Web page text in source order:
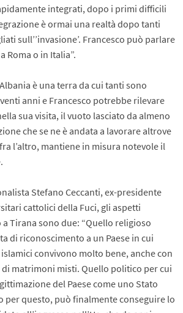
integrati, dopo i primi difficili
è ormai una realtà dopo tanti
sull’’invasione’. Francesco può parlare
Roma o in Italia”.
è una terra da cui tanti sono
anni e Francesco potrebbe rilevare
sua visita, il vuoto lasciato da almeno
che se ne è andata a lavorare altrove
l’altro, mantiene in misura notevole il
Stefano Ceccanti, ex-presidente
cattolici della Fuci, gli aspetti
Tirana sono due: “Quello religioso
di riconoscimento a un Paese in cui
convivono molto bene, anche con
matrimoni misti. Quello politico per cui
del Paese come uno Stato
per questo, può finalmente conseguire lo